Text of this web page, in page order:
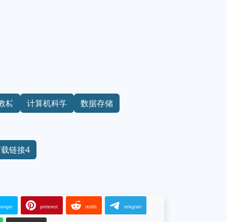
材 计算机科学 数据存储
链接4
pinterest reddit telegram